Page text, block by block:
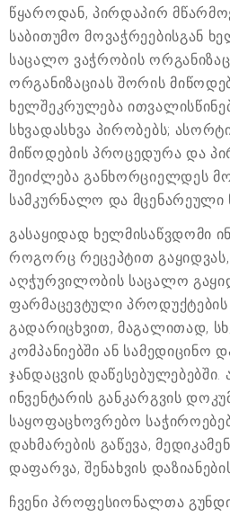
წყაროდან, პირდაპირ
საბითუმო მოვაჭრეებისგან
საცალო ვაჭრობის
ორგანიზაციას შორის
ხელშეკრულება
სხვადასხვა პირობებს;
მიწოდების პროცედურა და
შეიძლება განხორციელდეს
სამკურნალო და მცენარეული
გასაყიდად ხელმისაწვდომი
როგორც რეცეპტით გაყიდვას,
აღჭურვილობის საცალო
ფარმაცევტული პროდუქტების
გადარიცხვით, მაგალითად,
კომპანიებში ან
ჯანდაცვის დაწესებულებებში.
ინვენტარის განკარგვის
საყოფაცხოვრებო
დახმარების გაწევა,
დაფარვა, შენახვის
ჩვენი პროფესიონალთა